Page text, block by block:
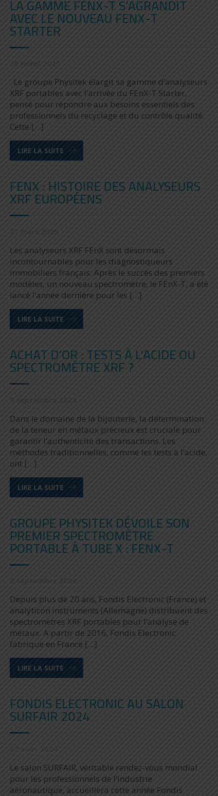
LA GAMME FENX-T S’AGRANDIT
AVEC LE NOUVEAU FENX-T
STARTER
Le groupe Physitek élargit sa gamme d’analyseurs
XRF portables avec l’arrivée du FEnX-T Starter,
pensé pour répondre aux besoins essentiels des
professionnels du recyclage et du contrôle qualité.
Cette […]
LIRE LA SUITE
FENX : HISTOIRE DES ANALYSEURS
XRF EUROPÉENS
Les analyseurs XRF FEnX sont désormais
incontournables pour les diagnostiqueurs
immobiliers français. Après le succès des premiers
modèles, un nouveau spectromètre, le FEnX-T, a été
lancé l’année dernière pour les […]
LIRE LA SUITE
ACHAT D’OR : TESTS À L’ACIDE OU
SPECTROMÈTRE XRF ?
Dans le domaine de la bijouterie, la détermination
de la teneur en métaux précieux est cruciale pour
garantir l’authenticité des transactions. Les
méthodes traditionnelles, comme les tests à l’acide,
ont […]
LIRE LA SUITE
GROUPE PHYSITEK DÉVOILE SON
PREMIER SPECTROMÈTRE
PORTABLE À TUBE X : FENX-T
Depuis plus de 20 ans, Fondis Electronic (France) et
analyticon instruments (Allemagne) distribuent des
spectromètres XRF portables pour l’analyse de
métaux. A partir de 2016, Fondis Electronic
fabrique en France […]
LIRE LA SUITE
FONDIS ELECTRONIC AU SALON
SURFAIR 2024
Le salon SURFAIR, véritable rendez-vous mondial
pour les professionnels de l’industrie
aéronautique, accueillera cette année Fondis